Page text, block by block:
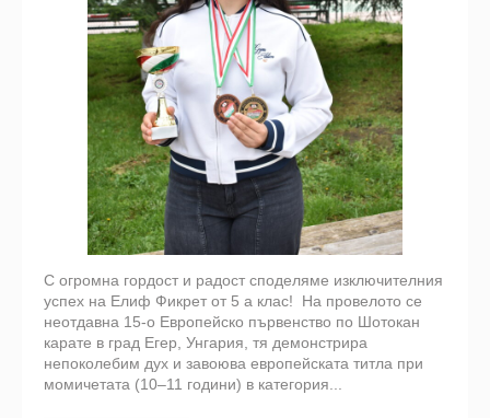
С огромна гордост и радост споделяме изключителния
успех на Елиф Фикрет от 5 а клас! На провелото се
неотдавна 15-о Европейско първенство по Шотокан
карате в град Егер, Унгария, тя демонстрира
непоколебим дух и завоюва европейската титла при
момичетата (10–11 години) в категория...